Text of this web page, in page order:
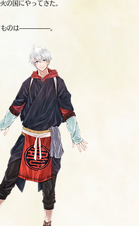
の国にやってきた。
ものは—————。